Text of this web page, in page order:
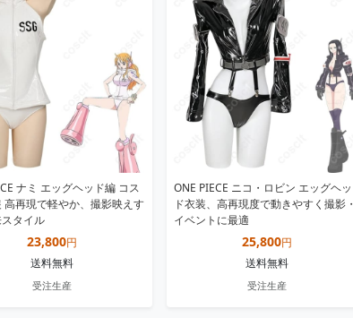
ナミ エッグヘッド編 コス
高再現で軽やか、撮影映えす
タイル
23,800円
送料無料
受注生産
ONE PIECE ニコ・ロビン エッグヘッ
ド衣装、高再現度で動きやすく撮影・
イベントに最適
25,800円
送料無料
受注生産